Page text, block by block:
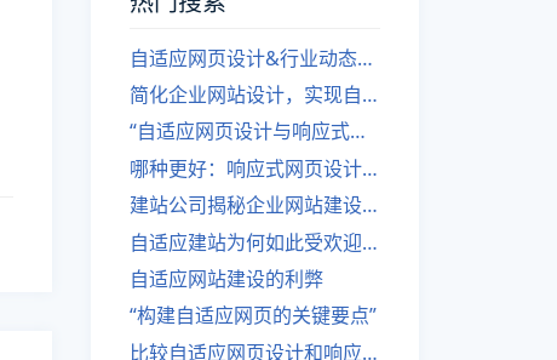
自适应网页设计&行业动态，关注建站。
简化企业网站设计，实现自适应设计的方法
“自适应网页设计与响应式网站建设的异同”
哪种更好：响应式网页设计还是自适应网站？
建站公司揭秘企业网站建设核心原则
自适应建站为何如此受欢迎？
自适应网站建设的利弊
“构建自适应网页的关键要点”
比较自适应网页设计和响应式网站的差异